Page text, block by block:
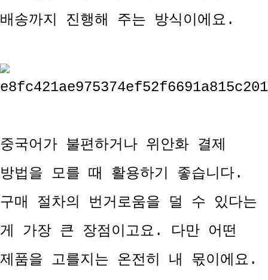
배송까지 진행해 주는 방식이에요.
중국어가 불편하거나 위안화 결제
방법을 모를 때 활용하기 좋습니다.
구매 절차의 번거로움을 덜 수 있다는
게 가장 큰 장점이고요. 다만 어떤
제품을 고를지는 온전히 내 몫이에요.